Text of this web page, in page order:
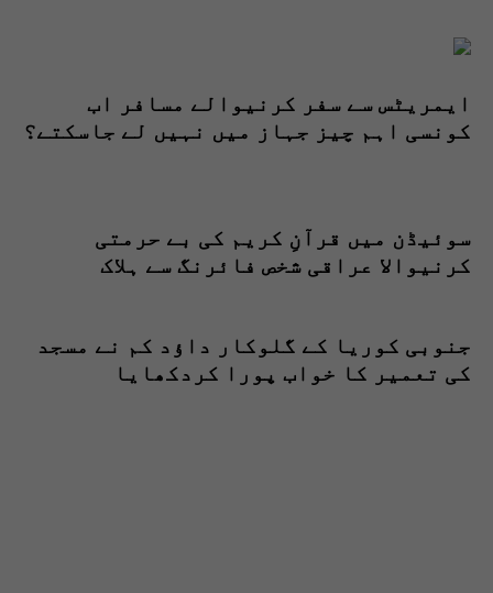
ایمریٹس سے سفر کرنیوالے مسافر اب
کونسی اہم چیز جہاز میں نہیں لے جاسکتے؟
سوئیڈن میں قرآنِ کریم کی بے حرمتی
کرنیوالا عراقی شخص فائرنگ سے ہلاک
جنوبی کوریا کے گلوکار داؤد کم نے مسجد
کی تعمیر کا خواب پورا کردکھایا